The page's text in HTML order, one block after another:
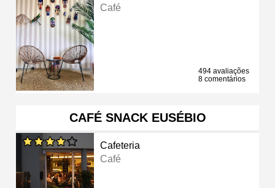
Café
494 avaliações
8 comentários
CAFÉ SNACK EUSÉBIO
Cafeteria
Café